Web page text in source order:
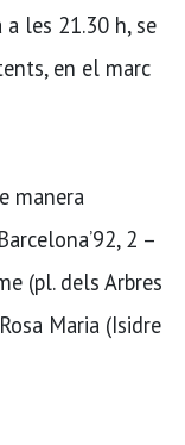
les 21.30 h, se
en el marc
manera
2 –
(pl. dels Arbres
Maria (Isidre